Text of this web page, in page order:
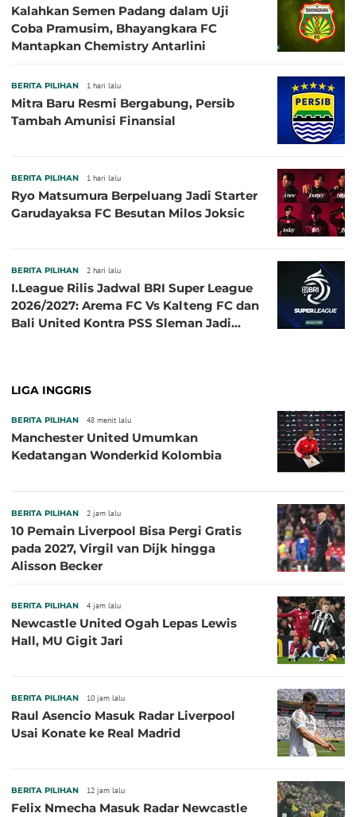
Kalahkan Semen Padang dalam Uji
Coba Pramusim, Bhayangkara FC
Mantapkan Chemistry Antarlini
BERITA PILIHAN 1 hari lalu
Mitra Baru Resmi Bergabung, Persib
Tambah Amunisi Finansial
BERITA PILIHAN 1 hari lalu
Ryo Matsumura Berpeluang Jadi Starter
Garudayaksa FC Besutan Milos Joksic
BERITA PILIHAN 2 hari lalu
I.League Rilis Jadwal BRI Super League
2026/2027: Arema FC Vs Kalteng FC dan
Bali United Kontra PSS Sleman Jadi
LIGA INGGRIS
BERITA PILIHAN 48 menit lalu
Manchester United Umumkan
Kedatangan Wonderkid Kolombia
BERITA PILIHAN 2 jam lalu
10 Pemain Liverpool Bisa Pergi Gratis
pada 2027, Virgil van Dijk hingga
Alisson Becker
BERITA PILIHAN 4 jam lalu
Newcastle United Ogah Lepas Lewis
Hall, MU Gigit Jari
BERITA PILIHAN 10 jam lalu
Raul Asencio Masuk Radar Liverpool
Usai Konate ke Real Madrid
BERITA PILIHAN 12 jam lalu
Felix Nmecha Masuk Radar Newcastle